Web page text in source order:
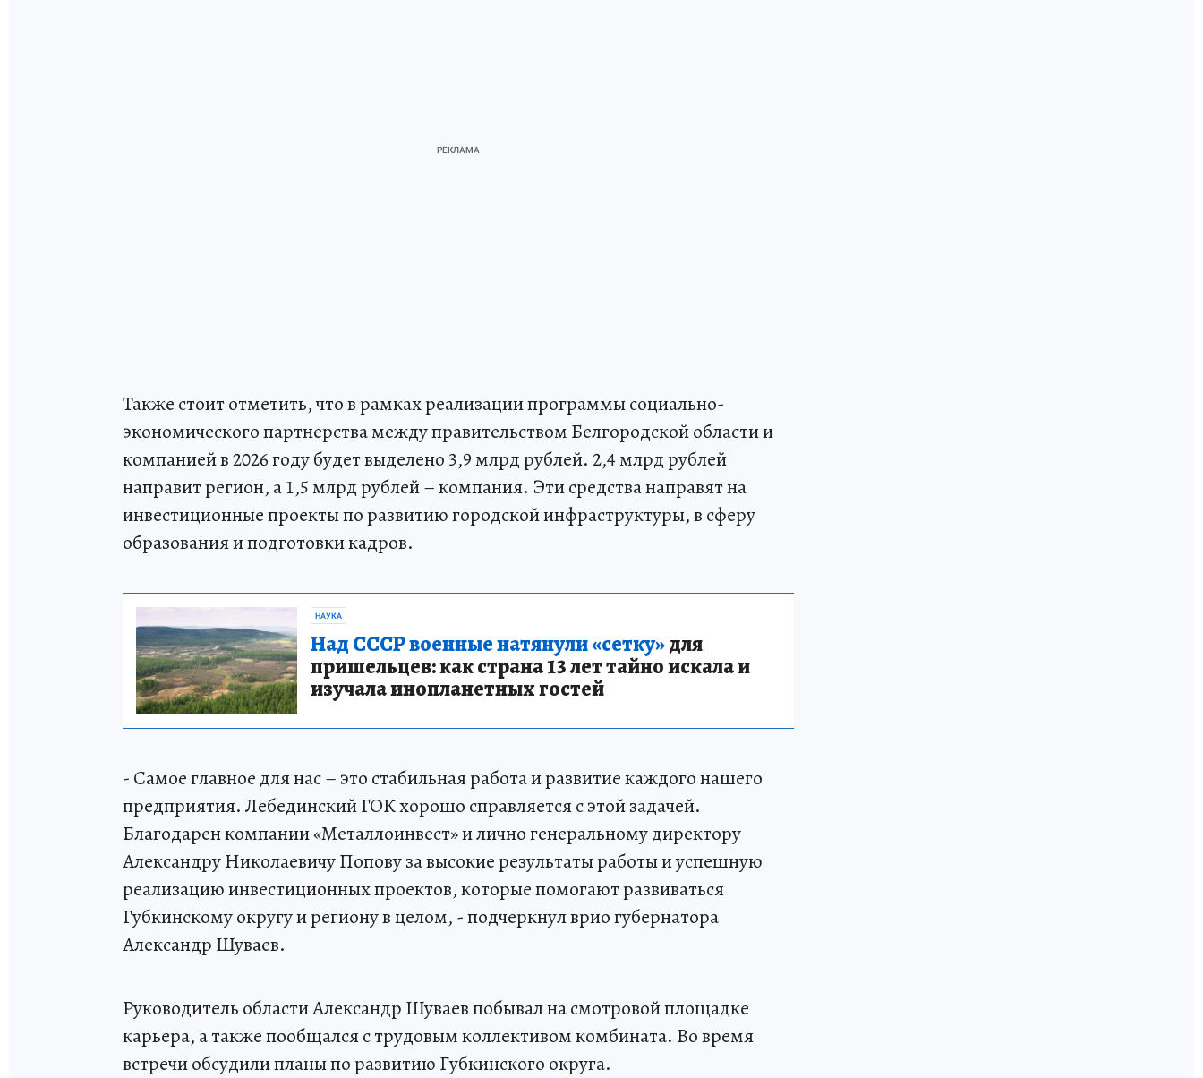
Также стоит отметить, что в рамках реализации программы социально-
экономического партнерства между правительством Белгородской области и
компанией в 2026 году будет выделено 3,9 млрд рублей. 2,4 млрд рублей
направит регион, а 1,5 млрд рублей – компания. Эти средства направят на
инвестиционные проекты по развитию городской инфраструктуры, в сферу
образования и подготовки кадров.
НАУКА
Над СССР военные натянули «сетку»для
пришельцев: как страна 13 лет тайно искала и
изучала инопланетных гостей
- Самое главное для нас – это стабильная работа и развитие каждого нашего
предприятия. Лебединский ГОК хорошо справляется с этой задачей.
Благодарен компании «Металлоинвест» и лично генеральному директору
Александру Николаевичу Попову за высокие результаты работы и успешную
реализацию инвестиционных проектов, которые помогают развиваться
Губкинскому округу и региону в целом, - подчеркнул врио губернатора
Александр Шуваев.
Руководитель области Александр Шуваев побывал на смотровой площадке
карьера, а также пообщался с трудовым коллективом комбината. Во время
встречи обсудили планы по развитию Губкинского округа.